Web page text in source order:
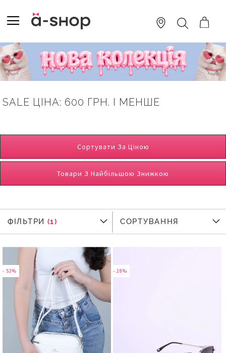
TO
CONTENT
ПОШУК
SALE ЦІНА: 600 ГРН. І МЕНШЕ
Сортувати За Ціною
Товари З Найбільшою Знижкою
- 53% - 28%
ФІЛЬТРИ
ФІЛЬТРИ СОРТУВАННЯ